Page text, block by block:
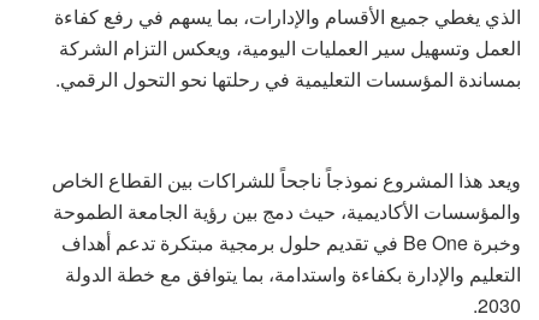
الذي يغطي جميع الأقسام والإدارات، بما يسهم في رفع كفاءة
العمل وتسهيل سير العمليات اليومية، ويعكس التزام الشركة
بمساندة المؤسسات التعليمية في رحلتها نحو التحول الرقمي.
ويعد هذا المشروع نموذجاً ناجحاً للشراكات بين القطاع الخاص
والمؤسسات الأكاديمية، حيث دمج بين رؤية الجامعة الطموحة
وخبرة Be One في تقديم حلول برمجية مبتكرة تدعم أهداف
التعليم والإدارة بكفاءة واستدامة، بما يتوافق مع خطة الدولة
2030.